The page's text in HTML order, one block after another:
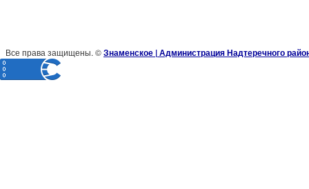
Все права защищены. ©Знаменское | Администрация Надтеречного